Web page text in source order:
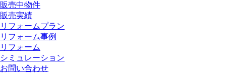
販売中物件
販売実績
リフォームプラン
リフォーム事例
リフォーム
シミュレーション
お問い合わせ